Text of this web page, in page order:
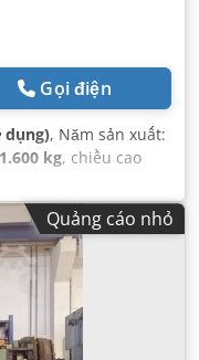
Gọi điện
dụng), Năm sản xuất:
1.600 kg, chiều cao
Quảng cáo nhỏ